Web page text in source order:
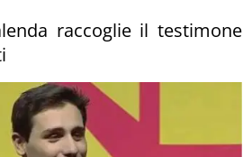
raccoglie il testimone